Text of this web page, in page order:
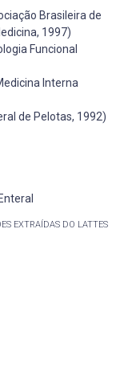
Brasileira de
1997)
Funcional
Interna
de Pelotas, 1992)
EXTRAÍDAS DO LATTES